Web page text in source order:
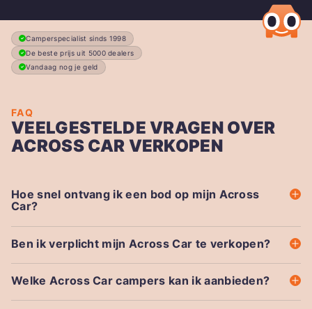
Camperspecialist sinds 1998
De beste prijs uit 5000 dealers
Vandaag nog je geld
FAQ
VEELGESTELDE VRAGEN OVER
ACROSS CAR VERKOPEN
Hoe snel ontvang ik een bod op mijn Across
Car?
Ben ik verplicht mijn Across Car te verkopen?
Welke Across Car campers kan ik aanbieden?